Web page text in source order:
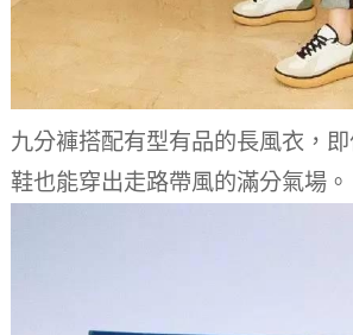
九分褲搭配有型有品的長風衣，
鞋也能穿出走路帶風的滿分氣場。